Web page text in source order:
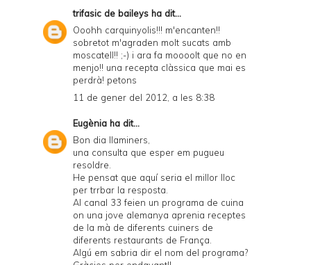
trifasic de baileys ha dit...
Ooohh carquinyolis!!! m'encanten!!
sobretot m'agraden molt sucats amb
moscatell!! ;-) i ara fa moooolt que no en
menjo!! una recepta clàssica que mai es
perdrà! petons
11 de gener del 2012, a les 8:38
Eugènia ha dit...
Bon dia llaminers,
una consulta que esper em pugueu
resoldre.
He pensat que aquí seria el millor lloc
per trrbar la resposta.
Al canal 33 feien un programa de cuina
on una jove alemanya aprenia receptes
de la mà de diferents cuiners de
diferents restaurants de França.
Algú em sabria dir el nom del programa?